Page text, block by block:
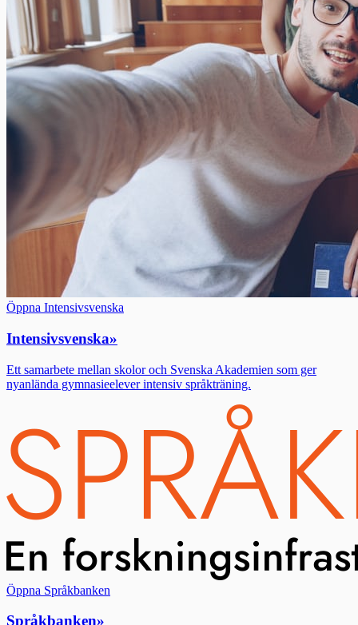
Öppna Intensivsvenska
Intensivsvenska»
Ett samarbete mellan skolor och Svenska Akademien som ger
nyanlända gymnasieelever intensiv språkträning.
Öppna Språkbanken
Språkbanken»